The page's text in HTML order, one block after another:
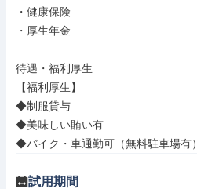
・健康保険
・厚生年金
待遇・福利厚生
【福利厚生】
◆制服貸与
◆美味しい賄い有
◆バイク・車通勤可（無料駐車場有）
試用期間